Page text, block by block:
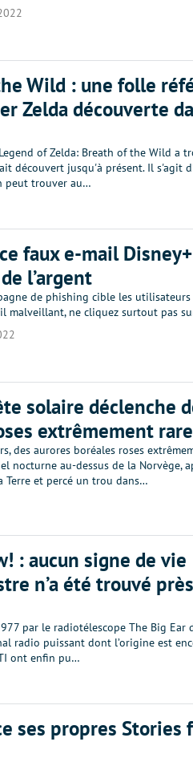
Wild : une folle
Zelda découverte
of Zelda: Breath of the Wild a
découvert jusqu'à présent. Il s'agit
peut trouver au…
faux e-mail
l’argent
de phishing cible les utilisateurs
malveillant, ne cliquez surtout pas
solaire déclenche
extrêmement
des aurores boréales roses
nocturne au-dessus de la Norvège,
Terre et percé un trou dans…
: aucun signe de vie
n’a été trouvé
par le radiotélescope The Big Ear
radio puissant dont l’origine est
ont enfin pu…
ses propres Stories